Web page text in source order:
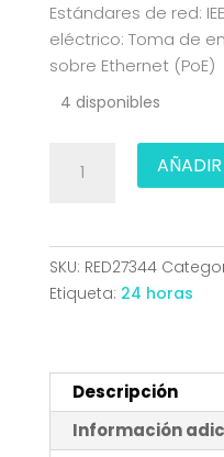
Estándares de red:
eléctrico: Toma de
sobre Ethernet (PoE)
4 disponibles
10/100
4P
cantidad
SKU: RED27344
Etiqueta: 24 horas
Descripción
Información